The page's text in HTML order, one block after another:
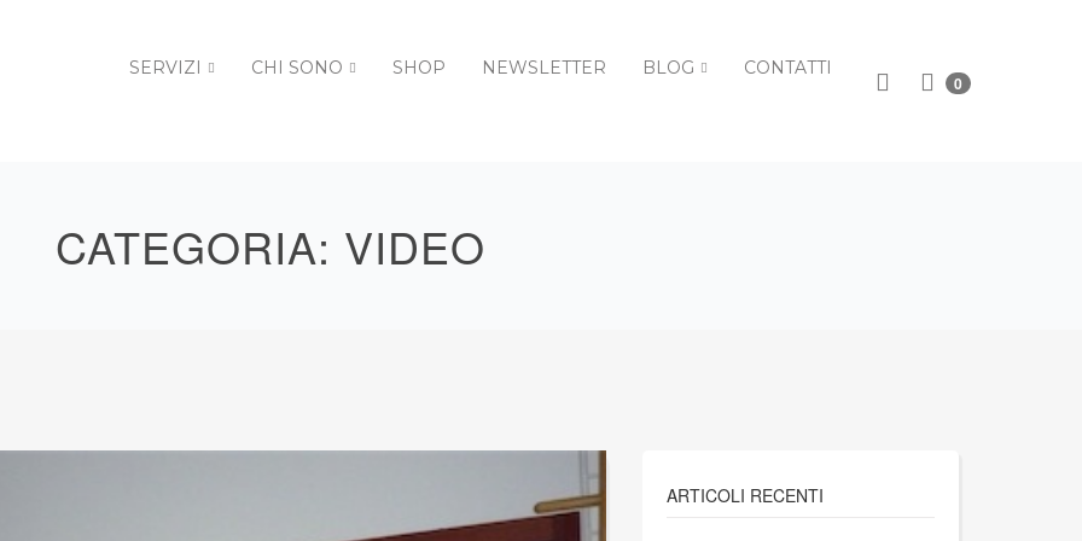
SERVIZI CHI SONO SHOP NEWSLETTER BLOG CONTATTI
0
CATEGORIA: VIDEO
ARTICOLI RECENTI